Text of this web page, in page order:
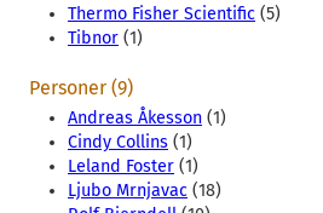
Thermo Fisher Scientific (5)
Tibnor (1)
Personer (9)
Andreas Åkesson (1)
Cindy Collins (1)
Leland Foster (1)
Ljubo Mrnjavac (18)